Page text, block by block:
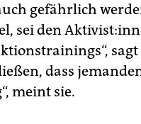
gefährlich
sei den
dass
meint sie.